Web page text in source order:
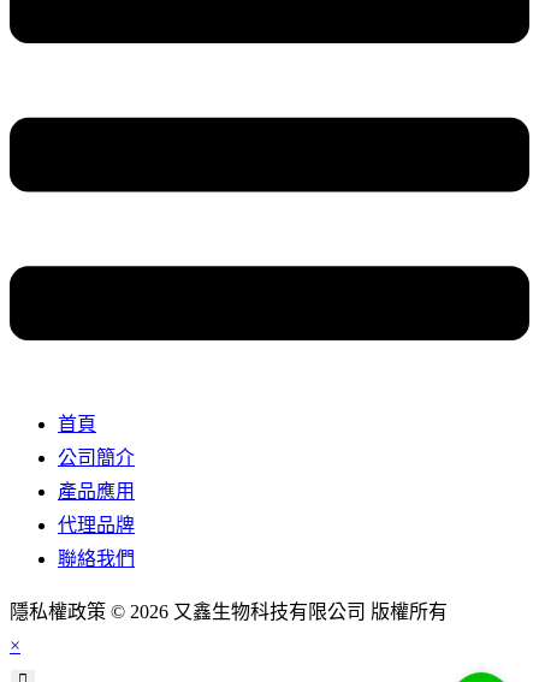
首頁
公司簡介
產品應用
代理品牌
聯絡我們
隱私權政策 © 2026 又鑫生物科技有限公司 版權所有
×